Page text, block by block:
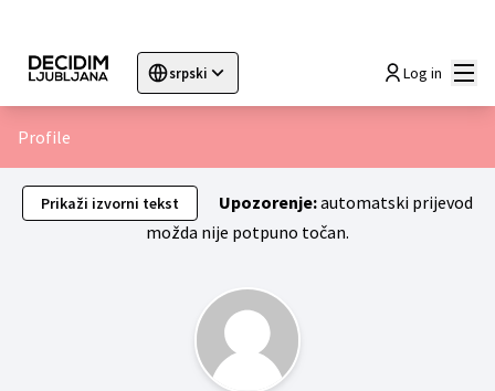
srpski
Sprache wählen Choisir la langue
Log in
Profile
Prikaži izvorni tekst Upozorenje:automatski prijevod
možda nije potpuno točan.